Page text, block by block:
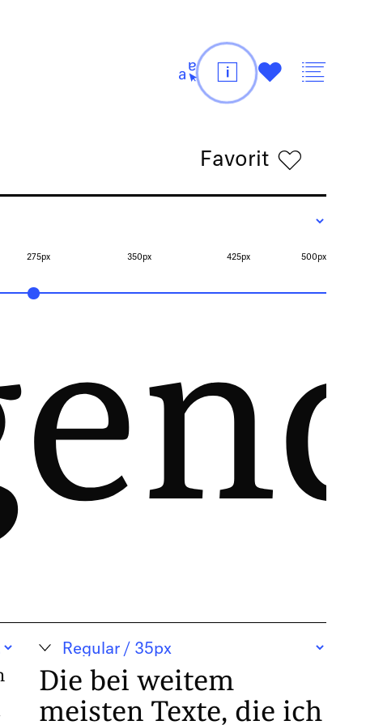
t i # v
Favorit h
275px 350px 425px 500px
Die bei weitem
meisten Texte, die ich